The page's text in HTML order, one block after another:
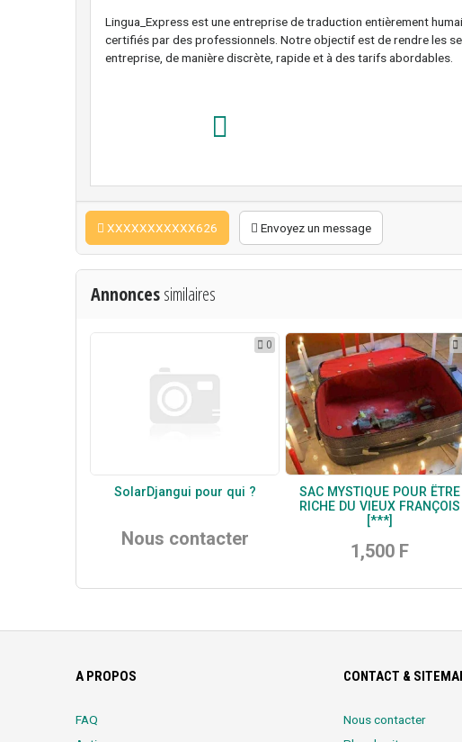
Lingua_Express est une entreprise de traduction entièrement
certifiés par des professionnels. Notre objectif est de rendre les
entreprise, de manière discrète, rapide et à des tarifs abordables.
XXXXXXXXXXX626 Envoyez un message
Annoncessimilaires
0
SolarDjangui pour qui ?
Nous contacter
SAC MYSTIQUE POUR ËTRE
RICHE DU VIEUX FRANÇOIS
[***]
1,500 F
A PROPOS
FAQ
CONTACT &
Nous contacter